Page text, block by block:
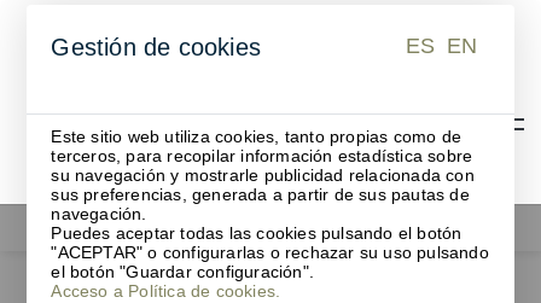
Functionals Lloyd High
Gestión de cookies ES EN
Este sitio web utiliza cookies, tanto propias como de
terceros, para recopilar información estadística sobre
su navegación y mostrarle publicidad relacionada con
sus preferencias, generada a partir de sus pautas de
navegación.
Puedes aceptar todas las cookies pulsando el botón
"ACEPTAR" o configurarlas o rechazar su uso pulsando
el botón "Guardar configuración".
Acceso a Política de cookies.